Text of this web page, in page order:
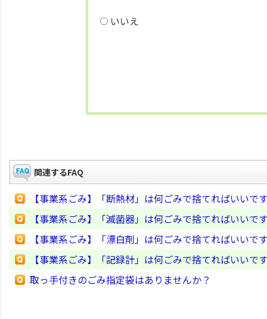
いいえ
関連するFAQ
【事業系ごみ】「断熱材」は何ごみで捨てればいいで
【事業系ごみ】「滅菌器」は何ごみで捨てればいいで
【事業系ごみ】「漂白剤」は何ごみで捨てればいいで
【事業系ごみ】「記録計」は何ごみで捨てればいいで
取っ手付きのごみ指定袋はありませんか？